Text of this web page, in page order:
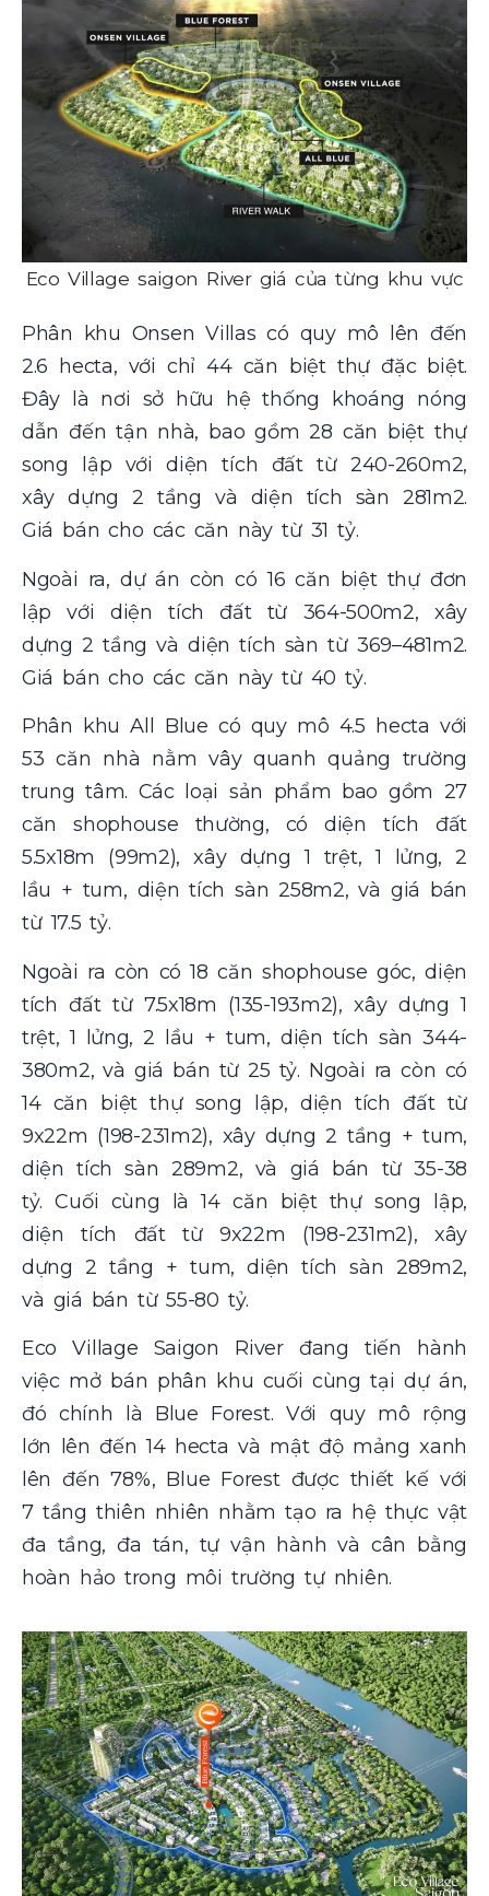
Eco Village saigon River giá của từng khu vực
Phân khu Onsen Villas có quy mô lên đến
2.6 hecta, với chỉ 44 căn biệt thự đặc biệt.
Đây là nơi sở hữu hệ thống khoáng nóng
dẫn đến tận nhà, bao gồm 28 căn biệt thự
song lập với diện tích đất từ 240-260m2,
xây dựng 2 tầng và diện tích sàn 281m2.
Giá bán cho các căn này từ 31 tỷ.
Ngoài ra, dự án còn có 16 căn biệt thự đơn
lập với diện tích đất từ 364-500m2, xây
dựng 2 tầng và diện tích sàn từ 369–481m2.
Giá bán cho các căn này từ 40 tỷ.
Phân khu All Blue có quy mô 4.5 hecta với
53 căn nhà nằm vây quanh quảng trường
trung tâm. Các loại sản phẩm bao gồm 27
căn shophouse thường, có diện tích đất
5.5x18m (99m2), xây dựng 1 trệt, 1 lửng, 2
lầu + tum, diện tích sàn 258m2, và giá bán
từ 17.5 tỷ.
Ngoài ra còn có 18 căn shophouse góc, diện
tích đất từ 7.5x18m (135-193m2), xây dựng 1
trệt, 1 lửng, 2 lầu + tum, diện tích sàn 344-
380m2, và giá bán từ 25 tỷ. Ngoài ra còn có
14 căn biệt thự song lập, diện tích đất từ
9x22m (198-231m2), xây dựng 2 tầng + tum,
diện tích sàn 289m2, và giá bán từ 35-38
tỷ. Cuối cùng là 14 căn biệt thự song lập,
diện tích đất từ 9x22m (198-231m2), xây
dựng 2 tầng + tum, diện tích sàn 289m2,
và giá bán từ 55-80 tỷ.
Eco Village Saigon River đang tiến hành
việc mở bán phân khu cuối cùng tại dự án,
đó chính là Blue Forest. Với quy mô rộng
lớn lên đến 14 hecta và mật độ mảng xanh
lên đến 78%, Blue Forest được thiết kế với
7 tầng thiên nhiên nhằm tạo ra hệ thực vật
đa tầng, đa tán, tự vận hành và cân bằng
hoàn hảo trong môi trường tự nhiên.